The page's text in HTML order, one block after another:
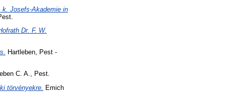
k. Josefs-Akademie in
Dr. F. W.
Hartleben, Pest -
C. A., Pest.
törvényekre.
Emich